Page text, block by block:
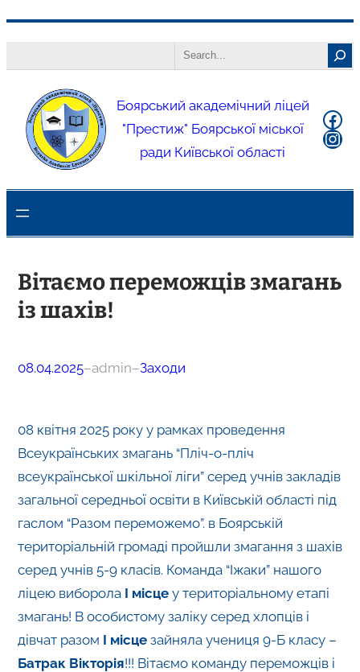
Боярський академічний ліцей
"Престиж" Боярської міської
ради Київської області
Вітаємо переможців змагань
із шахів!
08.04.2025–admin–Заходи
08 квітня 2025 року у рамках проведення
Всеукраїнських змагань “Пліч-о-пліч
всеукраїнської шкільної ліги” серед учнів закладів
загальної середньої освіти в Київській області під
гаслом “Разом переможемо”. в Боярській
територіальній громаді пройшли змагання з шахів
серед учнів 5-9 класів. Команда “Іжаки” нашого
ліцею виборола І місцеу територіальному етапі
змагань! В особистому заліку серед хлопців і
дівчат разом І місцезайняла учениця 9-Б класу –
Батрак Вікторія!!! Вітаємо команду переможців і